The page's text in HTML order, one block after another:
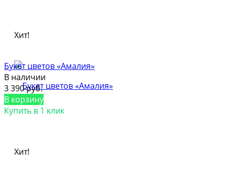
Хит!
Букет цветов «Амалия»
В наличии
3 390 руб.
В корзину
Купить в 1 клик
Хит!